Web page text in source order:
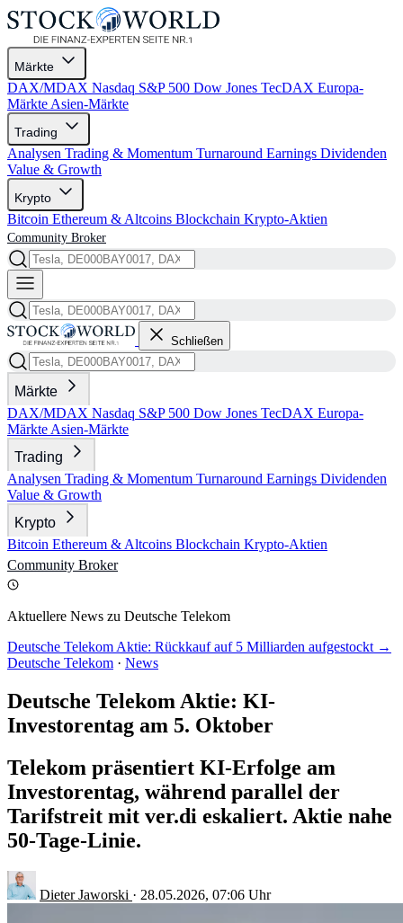
Märkte
DAX/MDAX Nasdaq S&P 500 Dow Jones TecDAX Europa-
Märkte Asien-Märkte
Trading
Analysen Trading & Momentum Turnaround Earnings Dividenden
Value & Growth
Krypto
Bitcoin Ethereum & Altcoins Blockchain Krypto-Aktien
Community Broker
Schließen
Märkte
DAX/MDAX Nasdaq S&P 500 Dow Jones TecDAX Europa-
Märkte Asien-Märkte
Trading
Analysen Trading & Momentum Turnaround Earnings Dividenden
Value & Growth
Krypto
Bitcoin Ethereum & Altcoins Blockchain Krypto-Aktien
Community Broker
Aktuellere News zu Deutsche Telekom
Deutsche Telekom Aktie: Rückkauf auf 5 Milliarden aufgestockt →
Deutsche Telekom · News
Deutsche Telekom Aktie: KI-
Investorentag am 5. Oktober
Telekom präsentiert KI-Erfolge am
Investorentag, während parallel der
Tarifstreit mit ver.di eskaliert. Aktie nahe
50-Tage-Linie.
Dieter Jaworski · 28.05.2026, 07:06 Uhr